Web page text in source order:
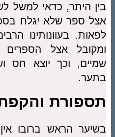
בין היתר, כדאי למשל
אצל ספר שלא יגלח
לפאות. בעוונותינו
ומקובל אצל הספרים
שמיים, וכך יוצא חס
בתער.
תספורת
בשיער הראש ברובו